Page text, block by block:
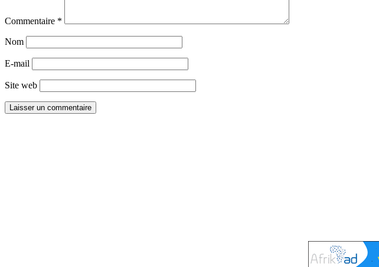
Commentaire *
Nom
E-mail
Site web